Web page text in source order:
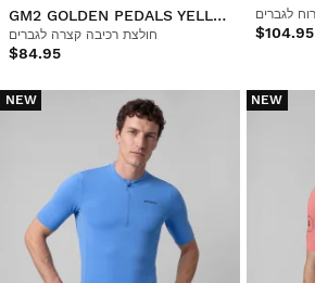
GM2 GOLDEN PEDALS YELLOW
חולצת רכיבה קצרה לגברים
$84.95
$104.95
NEW NEW